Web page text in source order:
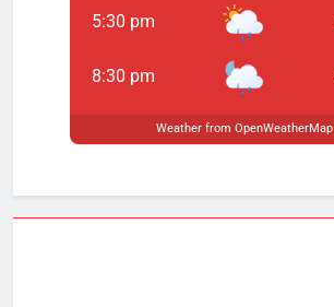
5:30 pm
8:30 pm
Weather from OpenWeatherMap